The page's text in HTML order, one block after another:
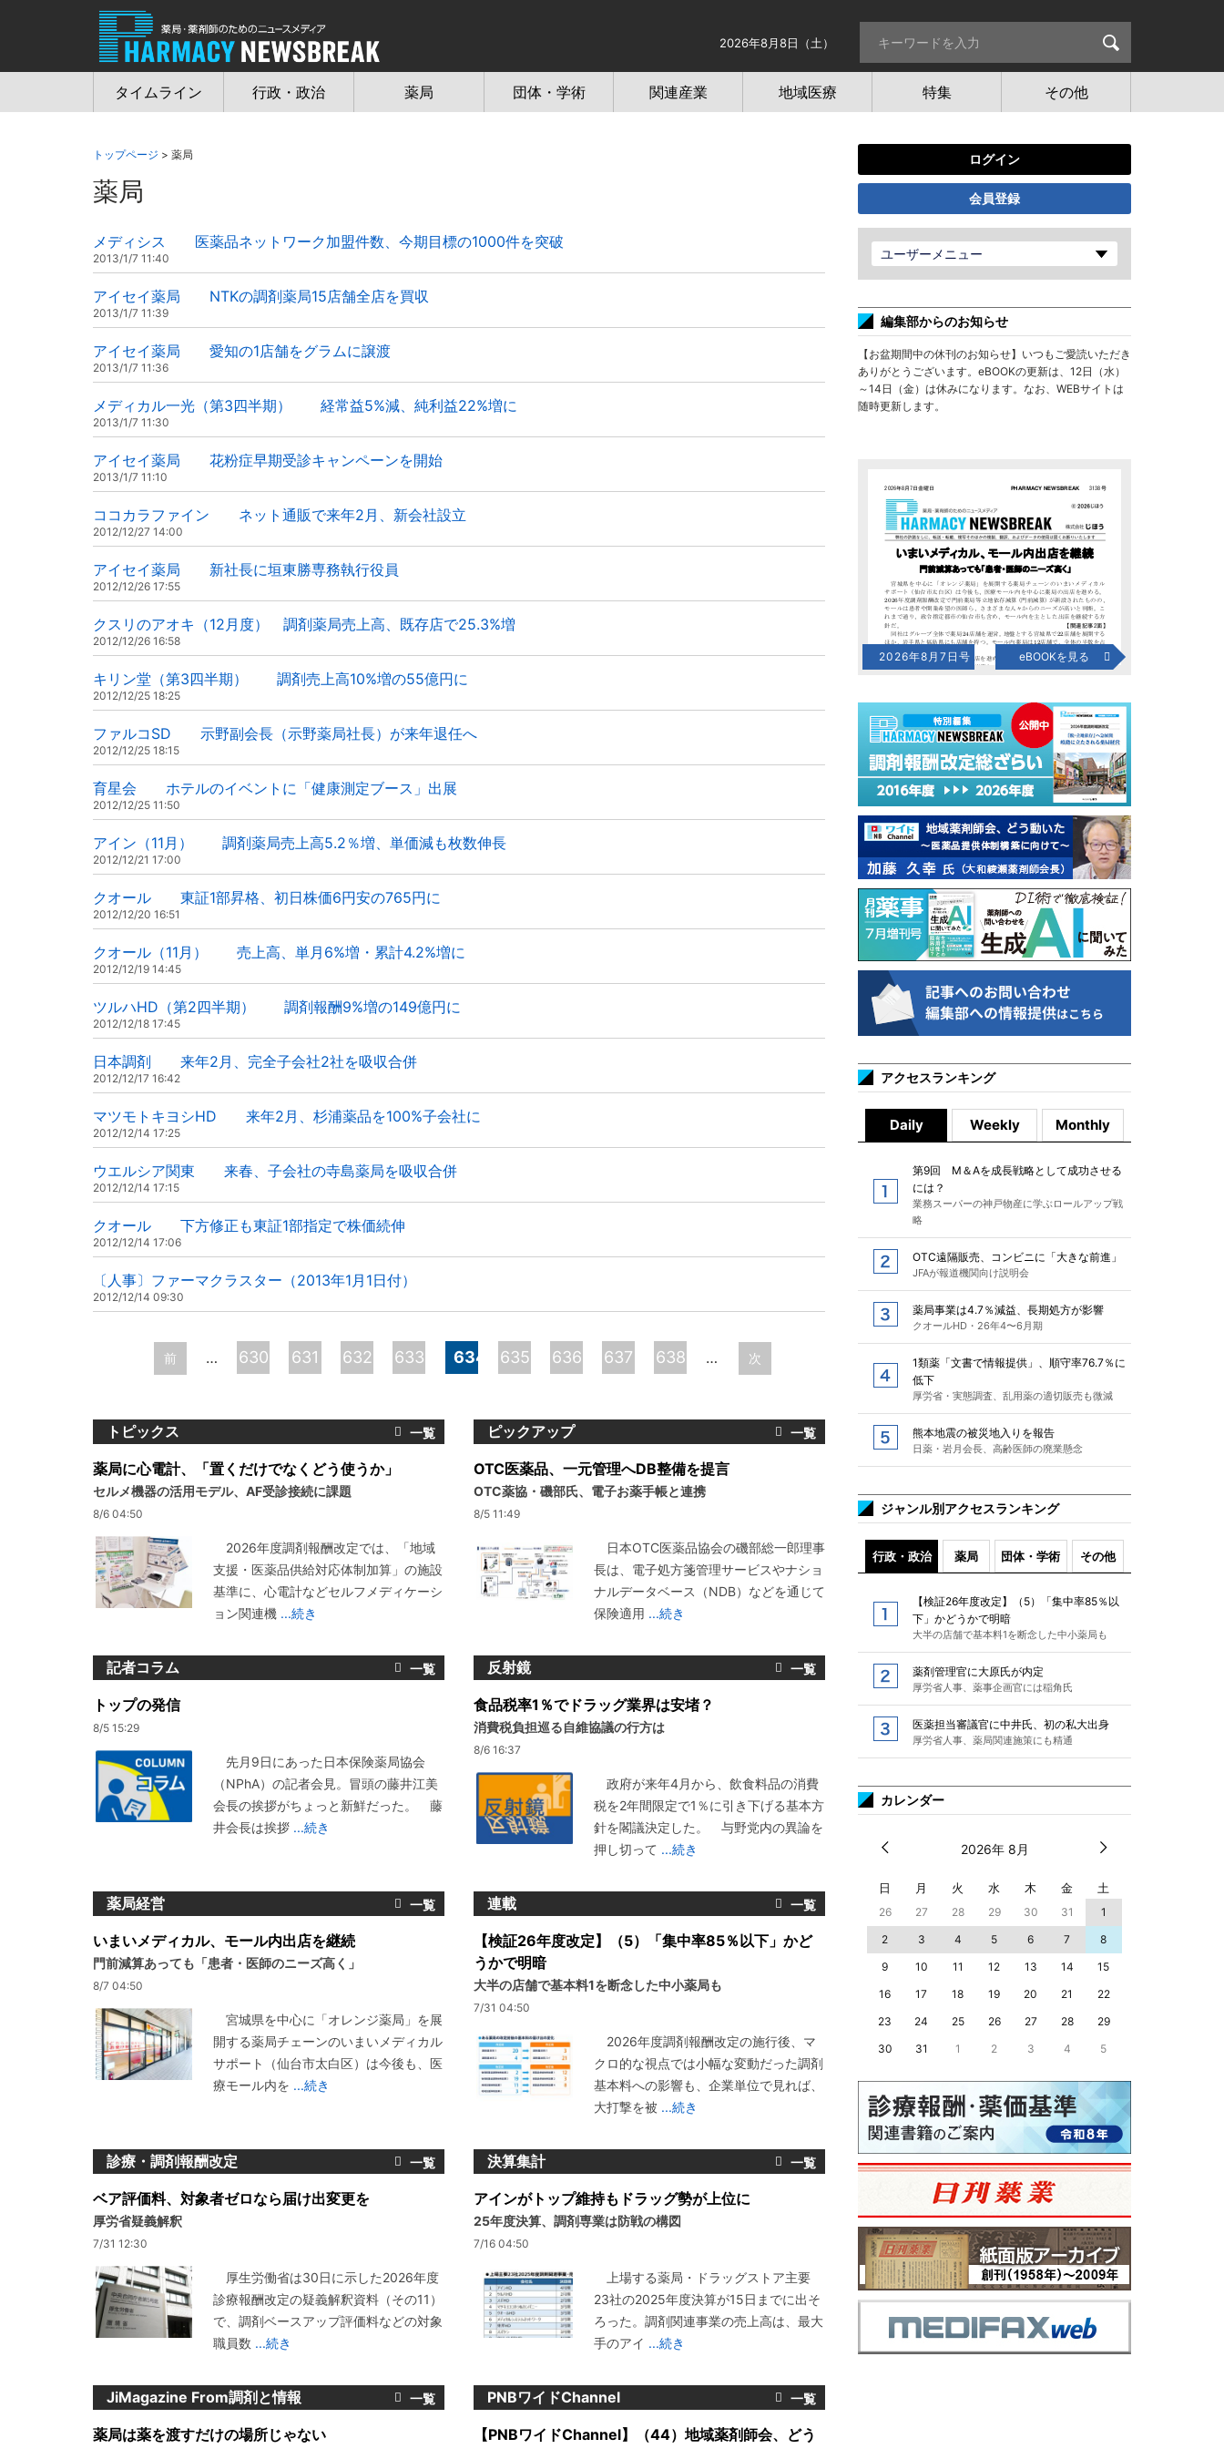
2026年8月8日（土）
タイムライン 行政・政治 薬局 団体・学術 関連産業 地域医療 特集 その他
トップページ > 薬局
薬局
メディシス 医薬品ネットワーク加盟件数、今期目標の1000件を突破
2013/1/7 11:40
アイセイ薬局 NTKの調剤薬局15店舗全店を買収
2013/1/7 11:39
アイセイ薬局 愛知の1店舗をグラムに譲渡
2013/1/7 11:36
メディカル一光（第3四半期） 経常益5%減、純利益22%増に
2013/1/7 11:30
アイセイ薬局 花粉症早期受診キャンペーンを開始
2013/1/7 11:10
ココカラファイン ネット通販で来年2月、新会社設立
2012/12/27 14:00
アイセイ薬局 新社長に垣東勝専務執行役員
2012/12/26 17:55
クスリのアオキ（12月度） 調剤薬局売上高、既存店で25.3%増
2012/12/26 16:58
キリン堂（第3四半期） 調剤売上高10%増の55億円に
2012/12/25 18:25
ファルコSD 示野副会長（示野薬局社長）が来年退任へ
2012/12/25 18:15
育星会 ホテルのイベントに「健康測定ブース」出展
2012/12/25 11:50
アイン（11月） 調剤薬局売上高5.2％増、単価減も枚数伸長
2012/12/21 17:00
クオール 東証1部昇格、初日株価6円安の765円に
2012/12/20 16:51
クオール（11月） 売上高、単月6%増・累計4.2%増に
2012/12/19 14:45
ツルハHD（第2四半期） 調剤報酬9%増の149億円に
2012/12/18 17:45
日本調剤 来年2月、完全子会社2社を吸収合併
2012/12/17 16:42
マツモトキヨシHD 来年2月、杉浦薬品を100%子会社に
2012/12/14 17:25
ウエルシア関東 来春、子会社の寺島薬局を吸収合併
2012/12/14 17:15
クオール 下方修正も東証1部指定で株価続伸
2012/12/14 17:06
〔人事〕ファーマクラスター（2013年1月1日付）
2012/12/14 09:30
前 … 630 631 632 633 634 635 636 637 638 … 次
トピックス
薬局に心電計、「置くだけでなくどう使うか」
セルメ機器の活用モデル、AF受診接続に課題
8/6 04:50
2026年度調剤報酬改定では、「地域
支援・医薬品供給対応体制加算」の施設
基準に、心電計などセルフメディケーシ
ョン関連機 ...続き
ピックアップ
OTC医薬品、一元管理へDB整備を提言
OTC薬協・磯部氏、電子お薬手帳と連携
8/5 11:49
日本OTC医薬品協会の磯部総一郎理事
長は、電子処方箋管理サービスやナショ
ナルデータベース（NDB）などを通じて
保険適用 ...続き
記者コラム
トップの発信
8/5 15:29
先月9日にあった日本保険薬局協会
（NPhA）の記者会見。冒頭の藤井江美
会長の挨拶がちょっと新鮮だった。 藤
井会長は挨拶 ...続き
反射鏡
食品税率1％でドラッグ業界は安堵？
消費税負担巡る自維協議の行方は
8/6 16:37
政府が来年4月から、飲食料品の消費
税を2年間限定で1％に引き下げる基本方
針を閣議決定した。 与野党内の異論を
押し切って ...続き
薬局経営
いまいメディカル、モール内出店を継続
門前減算あっても「患者・医師のニーズ高く」
8/7 04:50
宮城県を中心に「オレンジ薬局」を展
開する薬局チェーンのいまいメディカル
サポート（仙台市太白区）は今後も、医
療モール内を ...続き
連載
【検証26年度改定】（5）「集中率85％以下」かど
うかで明暗
大半の店舗で基本料1を断念した中小薬局も
7/31 04:50
2026年度調剤報酬改定の施行後、マ
クロ的な視点では小幅な変動だった調剤
基本料への影響も、企業単位で見れば、
大打撃を被 ...続き
診療・調剤報酬改定
ベア評価料、対象者ゼロなら届け出変更を
厚労省疑義解釈
7/31 12:30
厚生労働省は30日に示した2026年度
診療報酬改定の疑義解釈資料（その11）
で、調剤ベースアップ評価料などの対象
職員数 ...続き
決算集計
アインがトップ維持もドラッグ勢が上位に
25年度決算、調剤専業は防戦の構図
7/16 04:50
上場する薬局・ドラッグストア主要
23社の2025年度決算が15日までに出そ
ろった。調剤関連事業の売上高は、最大
手のアイ ...続き
JiMagazine From調剤と情報
薬局は薬を渡すだけの場所じゃない
PNBワイドChannel
【PNBワイドChannel】（44）地域薬剤師会、どう
ログイン
会員登録
ユーザーメニュー
編集部からのお知らせ
【お盆期間中の休刊のお知らせ】いつもご愛読いただき
ありがとうございます。eBOOKの更新は、12日（水）
～14日（金）は休みになります。なお、WEBサイトは
随時更新します。
2026年8月7日号 eBOOKを見る
アクセスランキング
Daily Weekly Monthly
第9回 M＆Aを成長戦略として成功させる
には？
業務スーパーの神戸物産に学ぶロールアップ戦
略
OTC遠隔販売、コンビニに「大きな前進」
JFAが報道機関向け説明会
薬局事業は4.7％減益、長期処方が影響
クオールHD・26年4〜6月期
1類薬「文書で情報提供」、順守率76.7％に
低下
厚労省・実態調査、乱用薬の適切販売も微減
熊本地震の被災地入りを報告
日薬・岩月会長、高齢医師の廃業懸念
ジャンル別アクセスランキング
行政・政治 薬局 団体・学術 その他
【検証26年度改定】（5）「集中率85％以
下」かどうかで明暗
大半の店舗で基本料1を断念した中小薬局も
薬剤管理官に大原氏が内定
厚労省人事、薬事企画官には稲角氏
医薬担当審議官に中井氏、初の私大出身
厚労省人事、薬局関連施策にも精通
カレンダー
2026年 8月
日 月 火 水 木 金 土
26 27 28 29 30 31
1
2
3 4 5 6 7
8
9
10 11 12 13 14
15
16
17 18 19 20 21
22
23
24 25 26 27 28
29
30
31 1 2 3 4 5